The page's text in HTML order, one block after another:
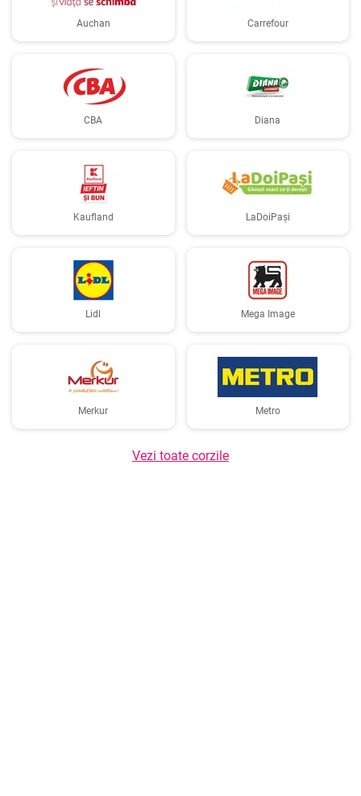
Auchan Carrefour
CBA Diana
Kaufland LaDoiPași
Lidl Mega Image
Merkur Metro
Vezi toate corzile